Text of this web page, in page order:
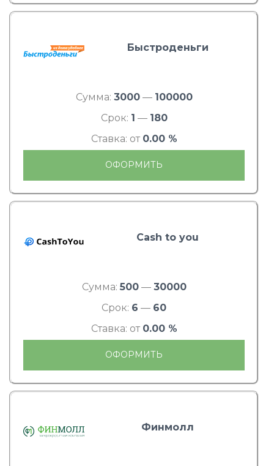
Быстроденьги
Сумма: 3000— 100000
Срок: 1 — 180
Ставка: от 0.00 %
ОФОРМИТЬ
Cash to you
Сумма: 500— 30000
Срок: 6 — 60
Ставка: от 0.00 %
ОФОРМИТЬ
Финмолл